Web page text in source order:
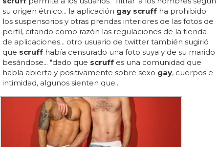
su origen étnico... la aplicación gay scruff ha prohibido
los suspensorios y otras prendas interiores de las fotos de
perfil, citando como razón las regulaciones de la tienda
de aplicaciones... otro usuario de twitter también sugirió
que scruff había censurado una foto suya y de su marido
besándose... "dado que scruff es una comunidad que
habla abierta y positivamente sobre sexo gay, cuerpos e
intimidad, algunos sienten que...